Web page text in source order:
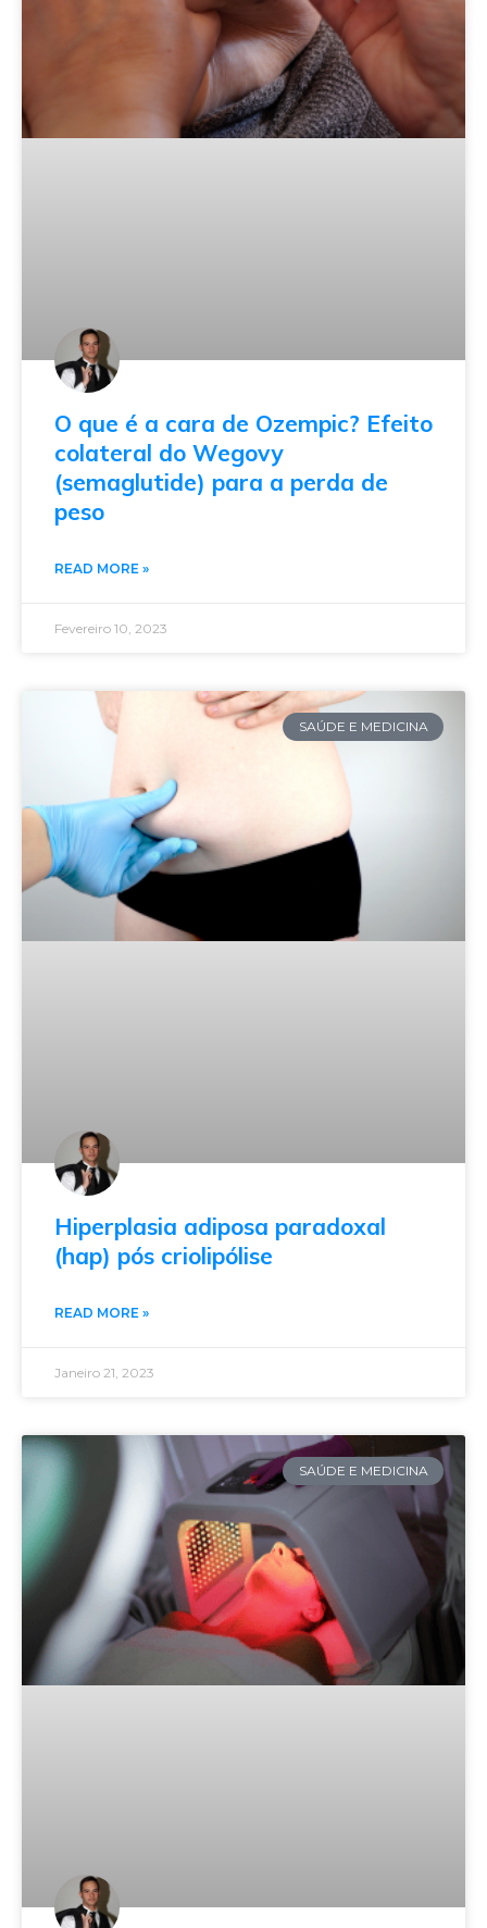
O que é a cara de Ozempic? Efeito
colateral do Wegovy
(semaglutide) para a perda de
peso
READ MORE »
Fevereiro 10, 2023
SAÚDE E MEDICINA
Hiperplasia adiposa paradoxal
(hap) pós criolipólise
READ MORE »
Janeiro 21, 2023
SAÚDE E MEDICINA